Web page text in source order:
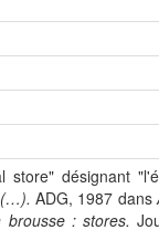
store" désignant
(…). ADG, 1987 dans
brousse : stores.